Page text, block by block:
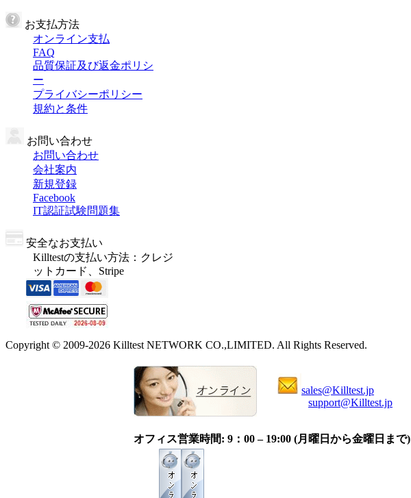
お支払方法
オンライン支払
FAQ
品質保証及び返金ポリシ
ー
プライバシーポリシー
規約と条件
お問い合わせ
お問い合わせ
会社案内
新規登録
Facebook
IT認証試験問題集
安全なお支払い
Killtestの支払い方法：クレジ
ットカード、Stripe
Copyright © 2009-2026 Killtest NETWORK CO.,LIMITED. All Rights Reserved.
sales@Killtest.jp
support@Killtest.jp
オフィス営業時間: 9：00 – 19:00 (月曜日から金曜日まで)